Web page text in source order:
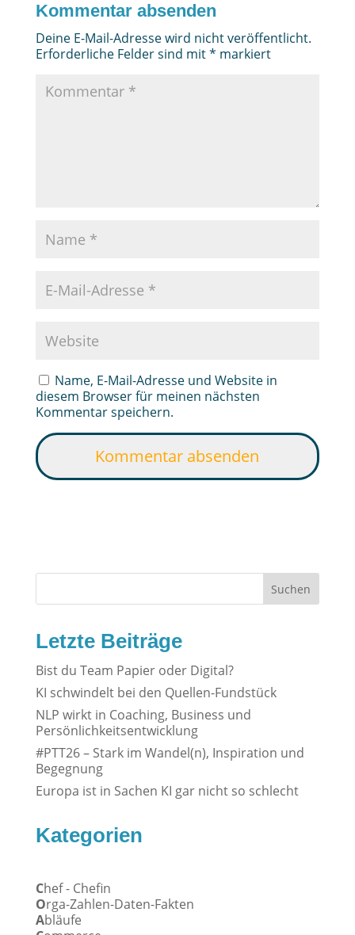
Kommentar absenden
Deine E-Mail-Adresse wird nicht veröffentlicht.
Erforderliche Felder sind mit* markiert
Name, E-Mail-Adresse und Website in
diesem Browser für meinen nächsten
Kommentar speichern.
Suchen
Letzte Beiträge
Bist du Team Papier oder Digital?
KI schwindelt bei den Quellen-Fundstück
NLP wirkt in Coaching, Business und
Persönlichkeitsentwicklung
#PTT26 – Stark im Wandel(n), Inspiration und
Begegnung
Europa ist in Sachen KI gar nicht so schlecht
Kategorien
Chef - Chefin
Orga-Zahlen-Daten-Fakten
Abläufe